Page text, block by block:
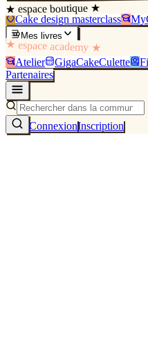
★ espace boutique ★
Cake design masterclass
Mes livres
★ espace academy ★
Atelier GigaCakeCulette
Partenaires
ConnexionInscription